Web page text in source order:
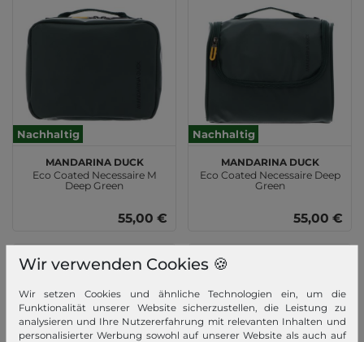
Nachhaltig
MANDARINA DUCK
Eco Coated Necessaire M
Deep Green
55,00 €
Nachhaltig
MANDARINA DUCK
Eco Coated Necessaire Deep
Green
55,00 €
Wir verwenden Cookies 🍪
Wir setzen Cookies und ähnliche Technologien ein, um die
Funktionalität unserer Website sicherzustellen, die Leistung zu
analysieren und Ihre Nutzererfahrung mit relevanten Inhalten und
personalisierter Werbung sowohl auf unserer Website als auch auf